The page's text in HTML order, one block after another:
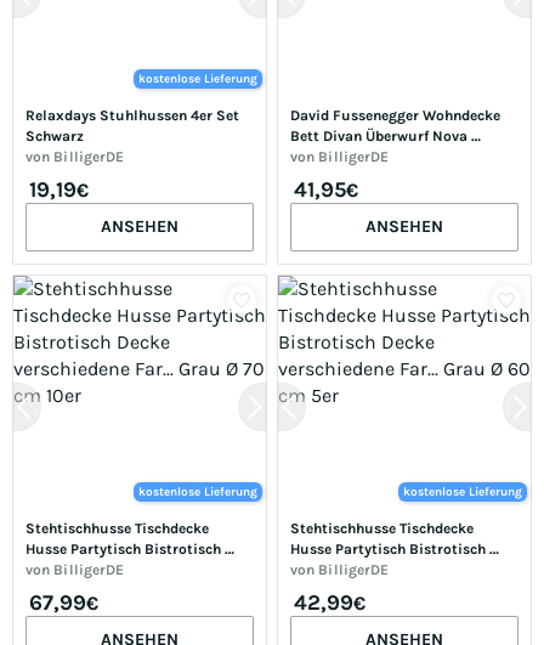
kostenlose Lieferung
Relaxdays Stuhlhussen 4er Set
Schwarz
von BilligerDE
19,19€
ANSEHEN
David Fussenegger Wohndecke
Bett Divan Überwurf Nova
Fischgrät 140 x 200 cm (Farbe:
von BilligerDE
41,95€
ANSEHEN
kostenlose Lieferung
Stehtischhusse Tischdecke
Husse Partytisch Bistrotisch
Decke verschiedene Far... Grau Ø
von BilligerDE
67,99€
ANSEHEN
kostenlose Lieferung
Stehtischhusse Tischdecke
Husse Partytisch Bistrotisch
Decke verschiedene Far... Grau Ø
von BilligerDE
42,99€
ANSEHEN